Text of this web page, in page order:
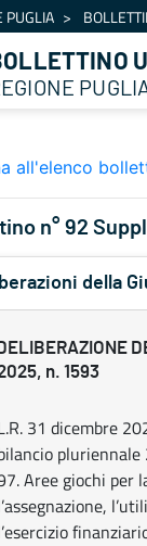
PUGLIA
all'elenco
n° 92
della
DELIBERAZIONE
n. 1593
31 dicembre
pluriennale
Aree giochi per